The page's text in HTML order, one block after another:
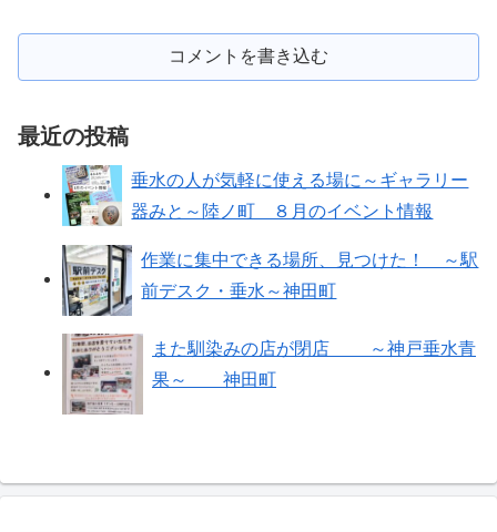
コメントを書き込む
最近の投稿
垂水の人が気軽に使える場に～ギャラリー
器みと～陸ノ町 ８月のイベント情報
作業に集中できる場所、見つけた！ ～駅
前デスク・垂水～神田町
また馴染みの店が閉店 ～神戸垂水青
果～ 神田町